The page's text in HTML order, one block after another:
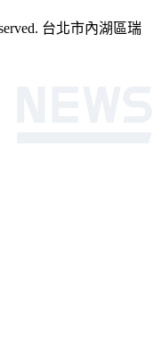
台北市內湖區瑞